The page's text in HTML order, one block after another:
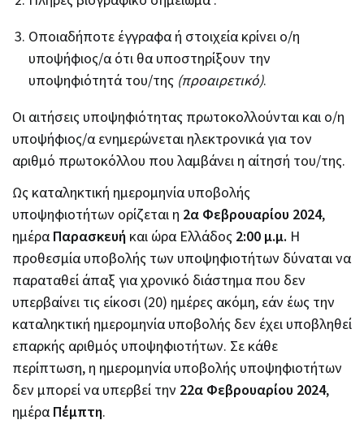
Οποιαδήποτε έγγραφα ή στοιχεία κρίνει ο/η
υποψήφιος/α ότι θα υποστηρίξουν την
υποψηφιότητά του/της (προαιρετικό).
Οι αιτήσεις υποψηφιότητας πρωτοκολλούνται και ο/η
υποψήφιος/α ενημερώνεται ηλεκτρονικά για τον
αριθμό πρωτοκόλλου που λαμβάνει η αίτησή του/της.
Ως καταληκτική ημερομηνία υποβολής
υποψηφιοτήτων ορίζεται η 2α Φεβρουαρίου 2024,
ημέραΠαρασκευή και ώρα Ελλάδος 2:00 μ.μ. Η
προθεσμία υποβολής των υποψηφιοτήτων δύναται να
παραταθεί άπαξ για χρονικό διάστημα που δεν
υπερβαίνει τις είκοσι (20) ημέρες ακόμη, εάν έως την
καταληκτική ημερομηνία υποβολής δεν έχει υποβληθεί
επαρκής αριθμός υποψηφιοτήτων. Σε κάθε
περίπτωση, η ημερομηνία υποβολής υποψηφιοτήτων
δεν μπορεί να υπερβεί την 22α Φεβρουαρίου 2024,
ημέραΠέμπτη.